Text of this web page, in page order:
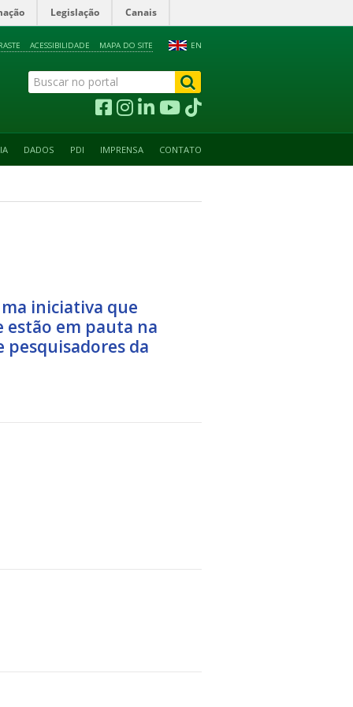
Legislação Canais
EN
ACESSIBILIDADE MAPA DO SITE
DADOS PDI IMPRENSA CONTATO
iniciativa que
em pauta na
pesquisadores da